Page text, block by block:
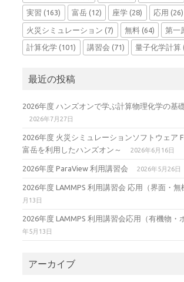
実習 (163) 富岳(12) 座学 (28) 応用 (26)
火災シミュレーション (7) 無料(64) 第一
計算化学 (101) 講習会 (71) 量子化学計算
最近の投稿
2026年度 ハンズオンで学ぶ計算物理化学の基
2026年7月27日
2026年度 火災シミュレーションソフトウェア
富岳を利用したハンズオン～
2026年6月16日
2026年度 ParaView 利用講習会 2026年5月26日
2026年度 LAMMPS 利用講習会 応用（界面・無
月13日
2026年度 LAMMPS 利用講習会応用（有機物・
年5月13日
アーカイブ